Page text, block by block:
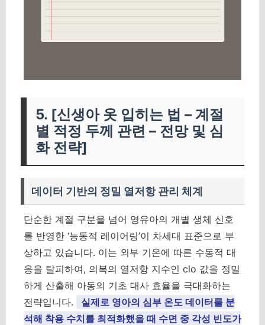
5. [신생아 옷 입히는 법 – 계절
별 적정 두께 관련 – 전망 및 심
화 전략]
데이터 기반의 정밀 열저항 관리 체계
단순한 계절 구분을 넘어 영유아의 개별 생체 신호
를 반영한 ‘능동적 레이어링’이 차세대 표준으로 부
상하고 있습니다. 이는 외부 기온에 따른 수동적 대
응을 탈피하여, 의복의 열저항 지수인 clo 값을 정밀
하게 산출해 아동의 기초 대사 효율을 극대화하는
전략입니다.
실제로 영아의 심부 온도 데이터를 분
석해 착용 수치를 최적화했을 때 수면 중 각성 빈도가